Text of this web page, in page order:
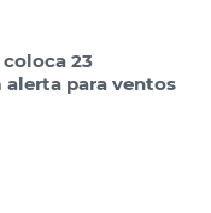
23
alerta para ventos